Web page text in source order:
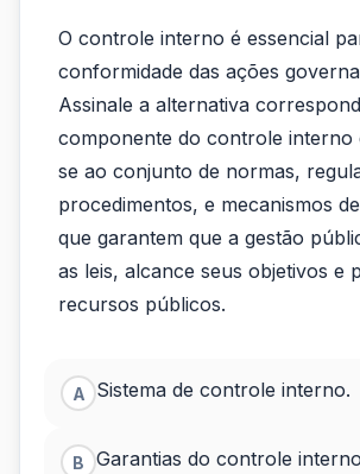
O
controle
interno
é
essencial
para
garantir...
O controle interno é essencial
conformidade das ações
Assinale a alternativa
componente do controle interno
se ao conjunto de normas,
procedimentos, e mecanismos
que garantem que a gestão
as leis, alcance seus objetivos e
recursos públicos.
A Sistema de controle interno.
B Garantias do controle